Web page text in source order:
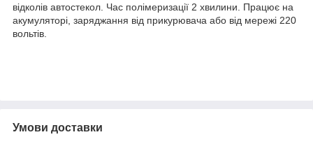
відколів автостекол. Час полімеризації 2 хвилини. Працює на
акумуляторі, заряджання від прикурювача або від мережі 220
вольтів.
Умови доставки